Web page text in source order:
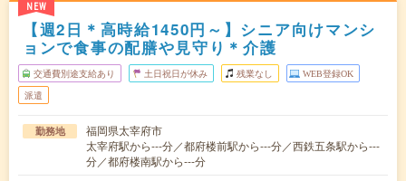
NEW
【週2日＊高時給1450円～】シニア向けマンシ
ョンで食事の配膳や見守り＊介護
交通費別途支給あり 土日祝日が休み 残業なし WEB登録OK
派遣
勤務地
福岡県太宰府市
太宰府駅から---分／都府楼前駅から---分／西鉄五条駅から---
分／都府楼南駅から---分